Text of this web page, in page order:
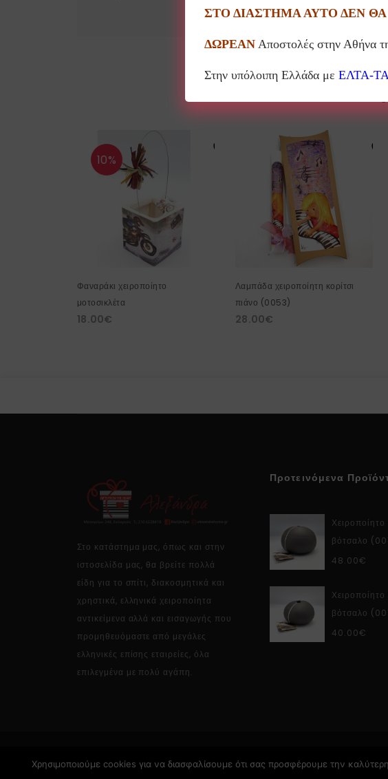
10%
Φαναράκι χειροποίητο
μοτοσικλέτα
18.00€
Λαμπάδα χειροποίητη κορίτσι
πιάνο (0053)
28.00€
Στο κατάστημα μας, όπως και στην
ιστοσελίδα μας, θα βρείτε πολλά
είδη για το σπίτι, διακοσμητικά και
χρηστικά, ελληνικά χειροποίητα
αντικείμενα αλλά και εισαγωγής που
προμηθευόμαστε από μεγάλες
ελληνικές επίσης εταιρείες, όλα
επιλεγμένα με πολύ αγάπη.
Προτεινόμενα
Χειροποίητο
βότσαλο
48.00€
Χειροποίητο
βότσαλο
40.00€
ΣΤΟ ΔΙΑΣΤΗΜΑ ΑΥΤΟ ΔΕΝ
ΔΩΡΕΑΝΑποστολές στην Αθήνα
Στην υπόλοιπη Ελλάδα με ΕΛΤΑ-
Χρησιμοποιούμε cookies για να διασφαλίσουμε ότι σας προσφέρουμε την